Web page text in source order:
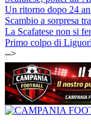
Un ritorno dopo 24
Scambio a sorpresa
La Scafatese non si
Primo colpo di
-->